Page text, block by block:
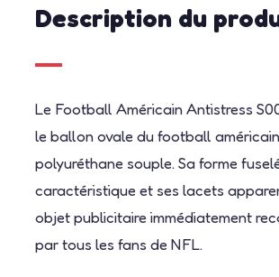
Description du
Le Football Américain Antistress
le ballon ovale du football
polyuréthane souple. Sa forme
caractéristique et ses lacets
objet publicitaire immédiatement
par tous les fans de NFL.